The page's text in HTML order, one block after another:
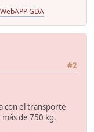
WebAPP GDA
#2
con el transporte
de 750 kg.